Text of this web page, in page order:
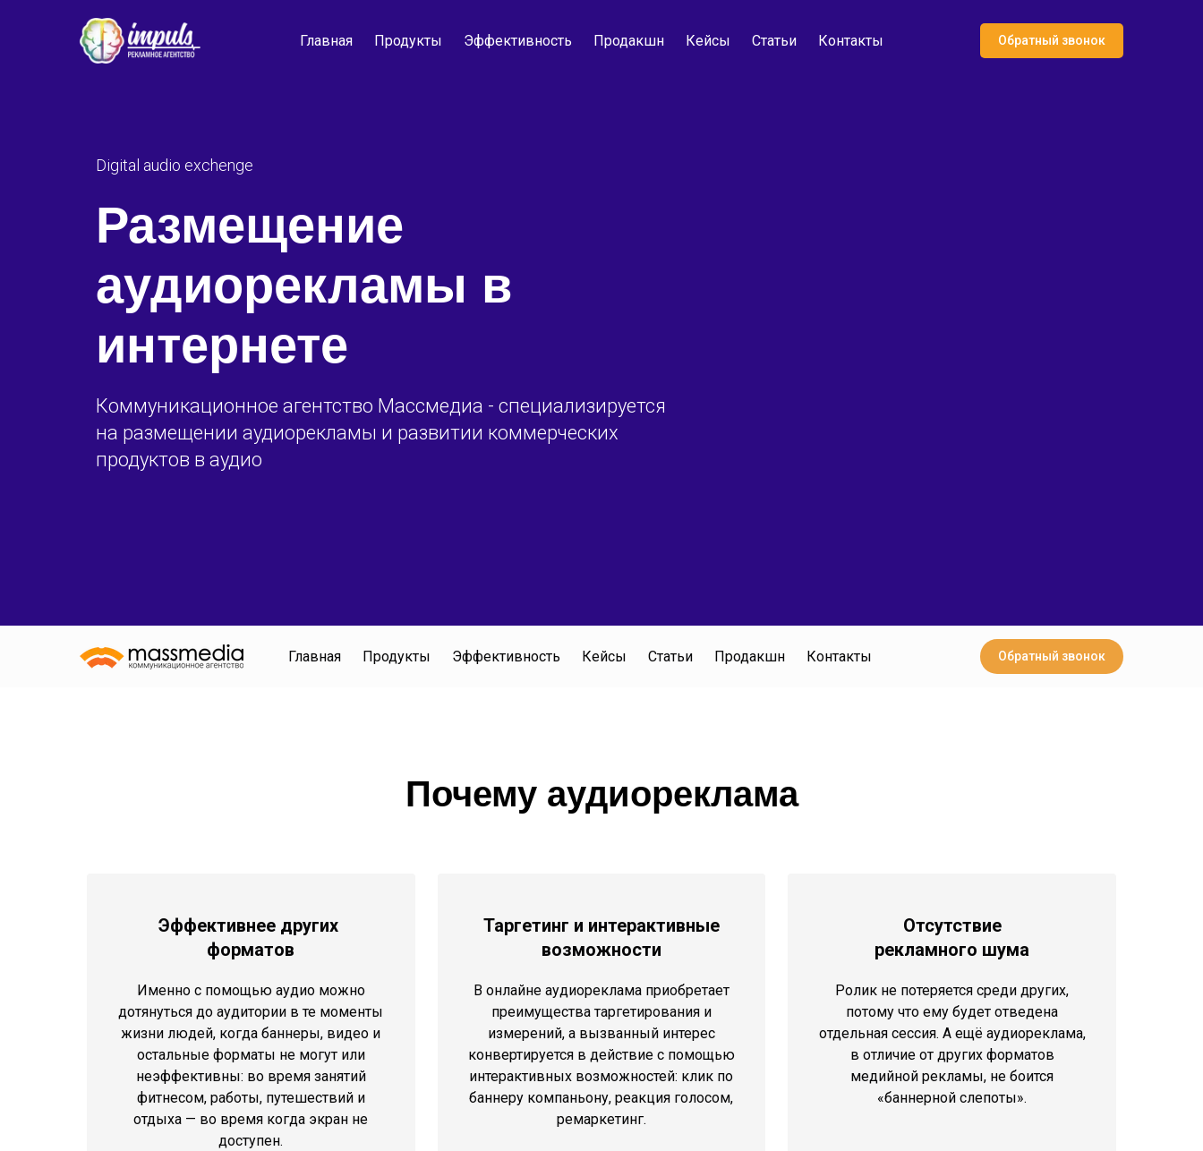
Главная Продукты Эффективность Продакшн Кейсы Статьи Контакты Обратный звонок
Digital audio exchenge
Размещение
аудиорекламы в
интернете
Коммуникационное агентство Массмедиа - специализируется
на размещении аудиорекламы и развитии коммерческих
продуктов в аудио
Главная Продукты Эффективность Кейсы Статьи Продакшн Контакты Обратный звонок
Почему аудиореклама
Эффективнее других
форматов
Именно с помощью аудио можно
дотянуться до аудитории в те моменты
жизни людей, когда баннеры, видео и
остальные форматы не могут или
неэффективны: во время занятий
фитнесом, работы, путешествий и
отдыха — во время когда экран не
доступен.
Таргетинг и интерактивные
возможности
В онлайне аудиореклама приобретает
преимущества таргетирования и
измерений, а вызванный интерес
конвертируется в действие с помощью
интерактивных возможностей: клик по
баннеру компаньону, реакция голосом,
ремаркетинг.
Отсутствие
рекламного шума
Ролик не потеряется среди других,
потому что ему будет отведена
отдельная сессия. А ещё аудиореклама,
в отличие от других форматов
медийной рекламы, не боится
«баннерной слепоты».